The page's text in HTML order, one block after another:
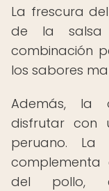
La frescura
de la salsa
combinación
los sabores
Además, la
disfrutar con
peruano.
del pollo,